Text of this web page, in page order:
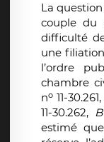
La
couple du
difficulté
une
l’ordre
chambre
no 11-30.261,
11-30.262,
estimé